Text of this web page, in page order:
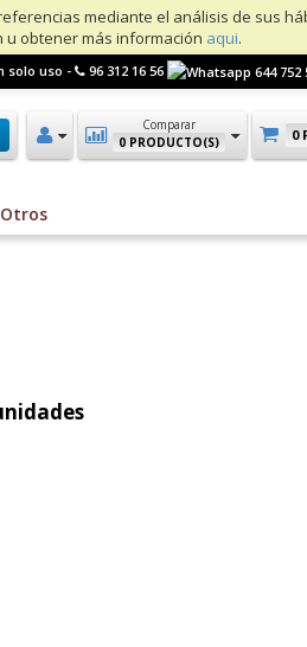
mediante el análisis de sus
u obtener más información aqui.
solo uso - 96 312 16 56
0
Comparar
0 PRODUCTO(S)
Otros